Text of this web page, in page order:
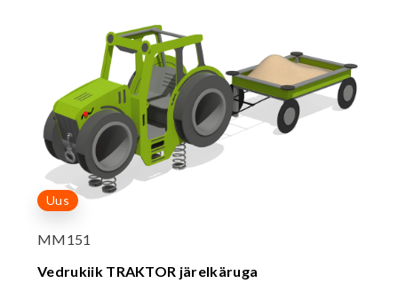
Uus
MM151
Vedrukiik TRAKTOR järelkäruga